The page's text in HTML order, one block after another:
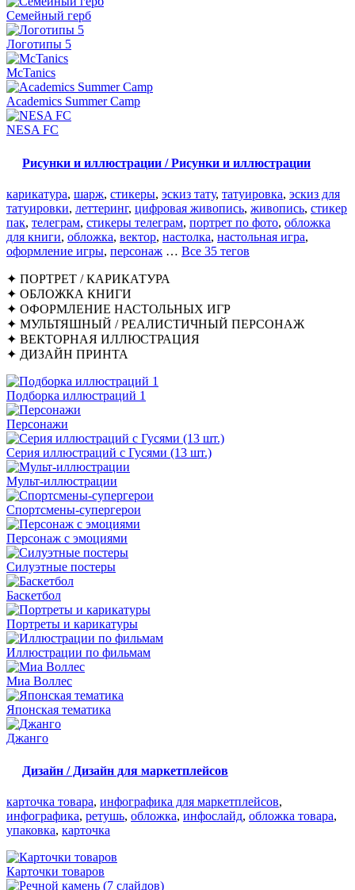
Семейный герб
Логотипы 5
McTanics
Academics Summer Camp
NESA FC
Рисунки и иллюстрации / Рисунки и иллюстрации
карикатура, шарж, стикеры, эскиз тату, татуировка, эскиз для
татуировки, леттеринг, цифровая живопись, живопись, стикер
пак, телеграм, стикеры телеграм, портрет по фото, обложка
для книги, обложка, вектор, настолка, настольная игра,
оформление игры, персонаж … Все 35 тегов
✦ ПОРТРЕТ / КАРИКАТУРА
✦ ОБЛОЖКА КНИГИ
✦ ОФОРМЛЕНИЕ НАСТОЛЬНЫХ ИГР
✦ МУЛЬТЯШНЫЙ / РЕАЛИСТИЧНЫЙ ПЕРСОНАЖ
✦ ВЕКТОРНАЯ ИЛЛЮСТРАЦИЯ
✦ ДИЗАЙН ПРИНТА
Подборка иллюстраций 1
Персонажи
Серия иллюстраций с Гусями (13 шт.)
Мульт-иллюстрации
Спортсмены-супергерои
Персонаж с эмоциями
Силуэтные постеры
Баскетбол
Портреты и карикатуры
Иллюстрации по фильмам
Миа Воллес
Японская тематика
Джанго
Дизайн / Дизайн для маркетплейсов
карточка товара, инфографика для маркетплейсов,
инфографика, ретушь, обложка, инфослайд, обложка товара,
упаковка, карточка
Карточки товаров